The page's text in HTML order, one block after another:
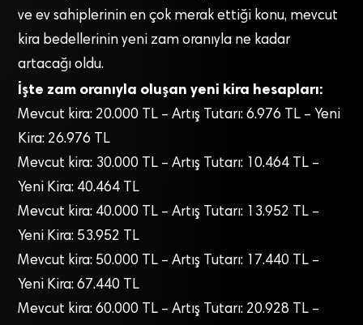
ve ev sahiplerinin en çok merak ettiği konu, mevcut
kira bedellerinin yeni zam oranıyla ne kadar
artacağı oldu.
İşte zam oranıyla oluşan yeni kira hesapları:
Mevcut kira: 20.000 TL – Artış Tutarı: 6.976 TL – Yeni
Kira: 26.976 TL
Mevcut kira: 30.000 TL – Artış Tutarı: 10.464 TL –
Yeni Kira: 40.464 TL
Mevcut kira: 40.000 TL – Artış Tutarı: 13.952 TL –
Yeni Kira: 53.952 TL
Mevcut kira: 50.000 TL – Artış Tutarı: 17.440 TL –
Yeni Kira: 67.440 TL
Mevcut kira: 60.000 TL – Artış Tutarı: 20.928 TL –